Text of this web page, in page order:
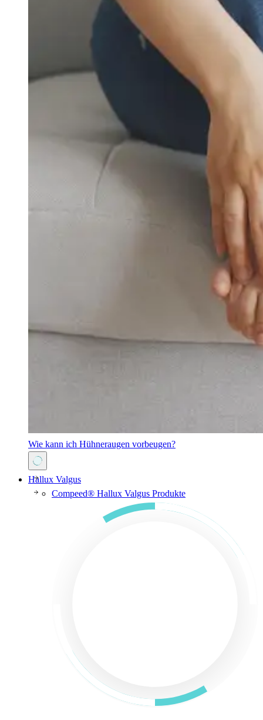
Wie kann ich Hühneraugen vorbeugen?
Hallux Valgus
Compeed® Hallux Valgus Produkte